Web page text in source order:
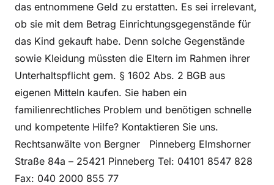
das entnommene Geld zu erstatten. Es sei irrelevant,
ob sie mit dem Betrag Einrichtungsgegenstände für
das Kind gekauft habe. Denn solche Gegenstände
sowie Kleidung müssten die Eltern im Rahmen ihrer
Unterhaltspflicht gem. § 1602 Abs. 2 BGB aus
eigenen Mitteln kaufen. Sie haben ein
familienrechtliches Problem und benötigen schnelle
und kompetente Hilfe? Kontaktieren Sie uns.
Rechtsanwälte von Bergner Pinneberg Elmshorner
Straße 84a – 25421 Pinneberg Tel: 04101 8547 828
Fax: 040 2000 855 77